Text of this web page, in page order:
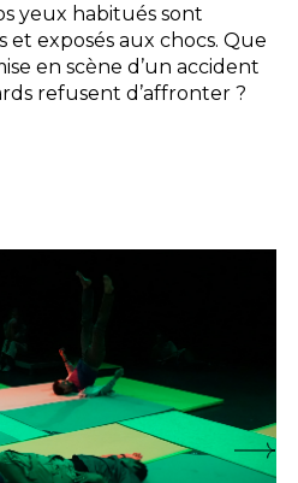
yeux habitués sont
exposés aux chocs. Que
en scène d’un accident
refusent d’affronter ?